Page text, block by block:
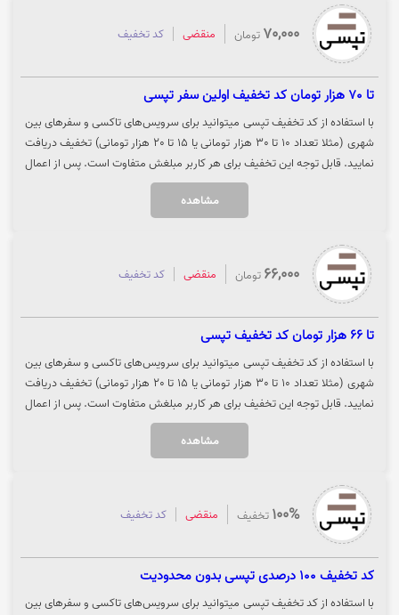
70,000 تومان منقضی کد تخفیف
تا 70 هزار تومان کد تخفیف اولین سفر تپسی
با استفاده از کد تخفیف تپسی میتوانید برای سرویس‌های تاکسی و سفرهای بین
شهری (مثلا تعداد 10 تا 30 هزار تومانی یا 15 تا 20 هزار تومانی) تخفیف دریافت
نمایید. قابل توجه این تخفیف برای هر کاربر مبلغش متفاوت است. پس از اعمال
کد، می‌توانید تعداد دفعات قابل استفاده، سقف تخفیف در هر سفر و مهلت
استفاده از کد را مشاهده کنید. جهت استفاده از تخفیف روی گزینه "سفر کنید"
مشاهده
66,000 تومان منقضی کد تخفیف
تا 66 هزار تومان کد تخفیف تپسی
با استفاده از کد تخفیف تپسی میتوانید برای سرویس‌های تاکسی و سفرهای بین
شهری (مثلا تعداد 10 تا 30 هزار تومانی یا 15 تا 20 هزار تومانی) تخفیف دریافت
نمایید. قابل توجه این تخفیف برای هر کاربر مبلغش متفاوت است. پس از اعمال
کد، می‌توانید تعداد دفعات قابل استفاده، سقف تخفیف در هر سفر و مهلت
استفاده از کد را مشاهده کنید. جهت استفاده از تخفیف روی گزینه "سفر کنید"
مشاهده
100% تخفیف منقضی کد تخفیف
کد تخفیف 100 درصدی تپسی بدون محدودیت
با استفاده از کد تخفیف تپسی میتوانید برای سرویس‌های تاکسی و سفرهای بین